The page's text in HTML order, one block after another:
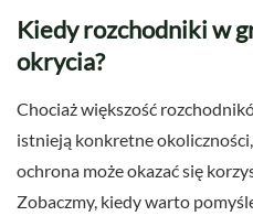
Kiedy rozchodniki w
okrycia?
Chociaż większość
istnieją konkretne
ochrona może okazać się
Zobaczmy, kiedy warto